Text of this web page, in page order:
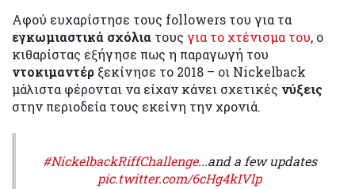
Αφού ευχαρίστησε τους followers του για τα
εγκωμιαστικά σχόλια τους για το χτένισμα του, ο
κιθαρίστας εξήγησε πως η παραγωγή του
ντοκιμαντέρ ξεκίνησε το 2018 – οι Nickelback
μάλιστα φέρονται να είχαν κάνει σχετικές νύξεις
στην περιοδεία τους εκείνη την χρονιά.
#NickelbackRiffChallenge...and a few updates
pic.twitter.com/6cHg4kIVlp